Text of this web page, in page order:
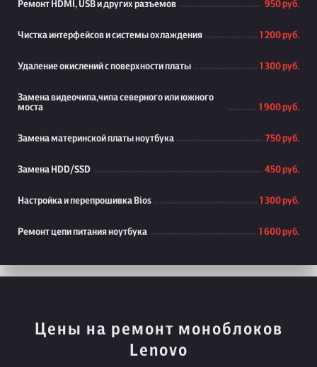
Ремонт HDMI, USB и других разъемов 950 руб.
Чистка интерфейсов и системы охлаждения 1 200 руб.
Удаление окислений с поверхности платы 1 300 руб.
Замена видеочипа,чипа северного или южного
моста
1 900 руб.
Замена материнской платы ноутбука 750 руб.
Замена HDD/SSD 450 руб.
Настройка и перепрошивка Bios 1 300 руб.
Ремонт цепи питания ноутбука 1 600 руб.
Цены на ремонт моноблоков
Lenovo